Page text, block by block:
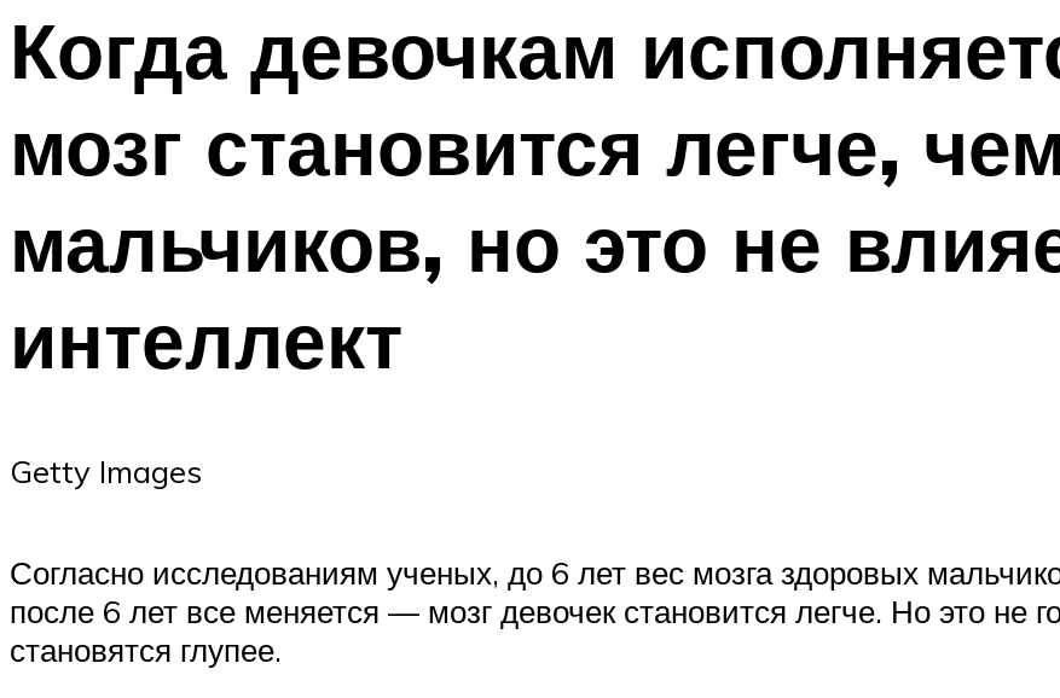
Когда девочкам
мозг становится легче,
мальчиков, но это не
интеллект
Getty Images
Согласно исследованиям ученых, до 6 лет вес мозга здоровых
после 6 лет все меняется — мозг девочек становится легче. Но это не
становятся глупее.